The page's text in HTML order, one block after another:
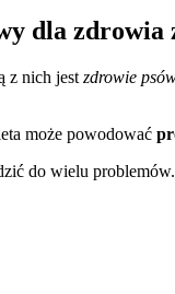
dla zdrowia
z nich jest zdrowie
może powodować
do wielu